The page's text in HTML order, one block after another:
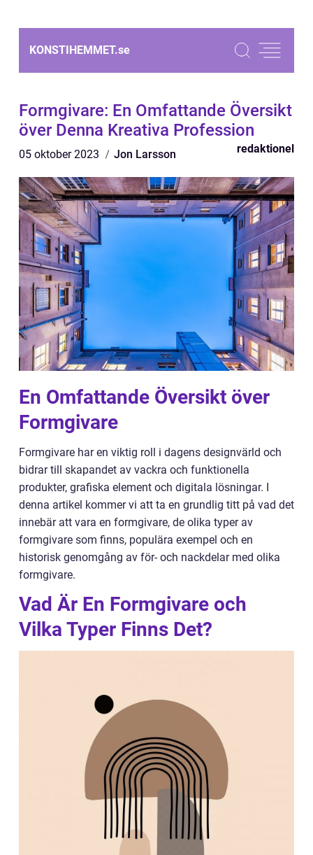
KONSTIHEMMET.se
Formgivare: En Omfattande Översikt
över Denna Kreativa Profession
05 oktober 2023 Jon Larsson redaktionel
En Omfattande Översikt över
Formgivare
Formgivare har en viktig roll i dagens designvärld och
bidrar till skapandet av vackra och funktionella
produkter, grafiska element och digitala lösningar. I
denna artikel kommer vi att ta en grundlig titt på vad det
innebär att vara en formgivare, de olika typer av
formgivare som finns, populära exempel och en
historisk genomgång av för- och nackdelar med olika
formgivare.
Vad Är En Formgivare och
Vilka Typer Finns Det?